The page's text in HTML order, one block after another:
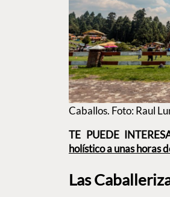
Caballos. Foto: Raul
TE PUEDE
holístico a unas horas
Las